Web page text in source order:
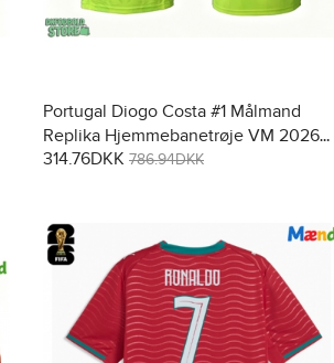
Portugal Diogo Costa #1 Målmand
Replika Hjemmebanetrøje VM 2026
Kortærmet
314.76DKK 786.94DKK